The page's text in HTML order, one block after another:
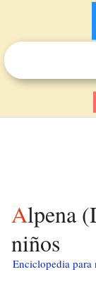
Alpena (Dakota del Sur) para
niños
Enciclopedia para